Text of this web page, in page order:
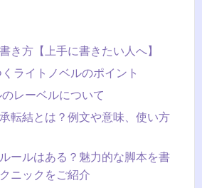
き方【上手に書きたい人へ】
ライトノベルのポイント
レーベルについて
転結とは？例文や意味、使い方
ールはある？魅力的な脚本を書
ニックをご紹介